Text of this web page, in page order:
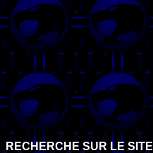
RECHERCHE SUR LE SITE